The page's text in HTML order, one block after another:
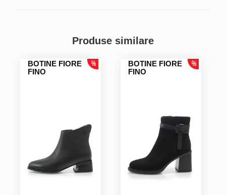
Produse similare
BOTINE FIORE
FINO
BOTINE FIORE
FINO